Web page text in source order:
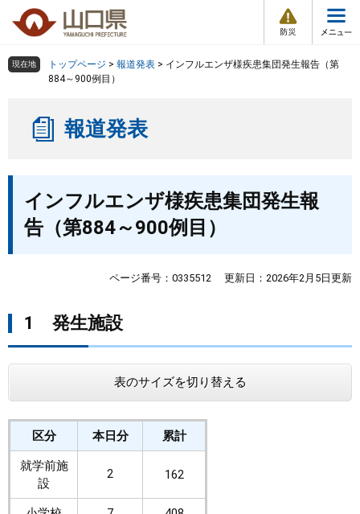
の
ー
情
報
メ
ュ
組織で探す
くらし・環境
しごと・産業・観光
県政情報
検索の仕方 組織で探す
現在地 トップページ > 報道発表 > インフルエンザ様疾患集団発生報告（第
884～900例目）
報道発表
インフルエンザ様疾患集団発生報
告（第884～900例目）
ページ番号：0335512 更新日：2026年2月5日更新
1 発生施設
表のサイズを切り替える
区分 本日分 累計
就学前施
設
2 162